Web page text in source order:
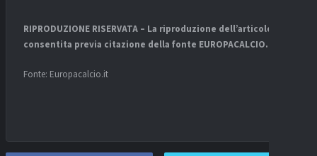
RIPRODUZIONE RISERVATA – La riproduzione dell’articolo è
consentita previa citazione della fonte EUROPACALCIO.IT
Fonte: Europacalcio.it